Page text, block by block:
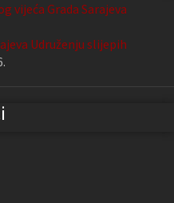
vijeća Grada Sarajeva
Udruženju slijepih